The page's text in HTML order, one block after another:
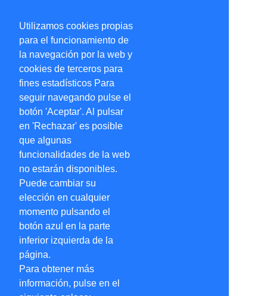
Utilizamos cookies propias
para el funcionamiento de
la navegación por la web y
cookies de terceros para
fines estadísticos Para
seguir navegando pulse el
botón 'Aceptar'. Al pulsar
en 'Rechazar' es posible
que algunas
funcionalidades de la web
no estarán disponibles.
Puede cambiar su
elección en cualquier
momento pulsando el
botón azul en la parte
inferior izquierda de la
página.
Para obtener más
información, pulse en el